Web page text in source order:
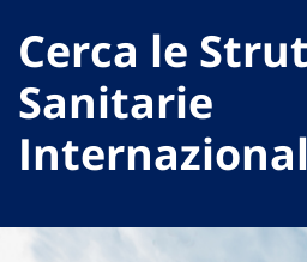
Cerca le
Sanitarie